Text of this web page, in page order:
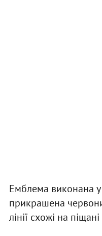
Емблема виконана у
прикрашена
лінії схожі на